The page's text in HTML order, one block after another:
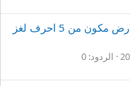
حل سؤال من الذي قُتل ربع سكان الارض مكون من 5 احرف لغز
الردود: 0